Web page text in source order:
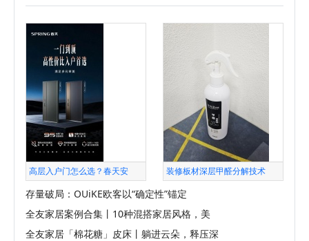
高层入户门怎么选？春天安 装修板材深层甲醛分解技术
存量破局：OUiKE欧客以“确定性”锚定
全友家居案例合集丨10种混搭家居风格，美
全友家居「棉花糖」皮床丨躺进云朵，释压深